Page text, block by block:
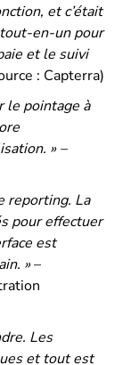
et c’était
en-un pour
et le suivi
: Capterra)
le pointage à
» –
reporting. La
pour effectuer
est
»–
. Les
et tout est